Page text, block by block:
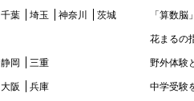
千葉 埼玉 神奈川
茨城
静岡
三重
大阪
兵庫
「算数脳
花まるの
野外体験
中学受験